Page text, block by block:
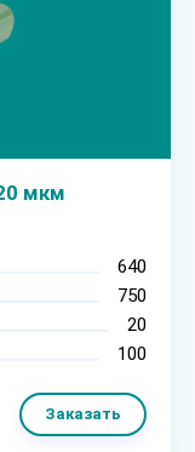
мкм
640
750
20
100
Заказать